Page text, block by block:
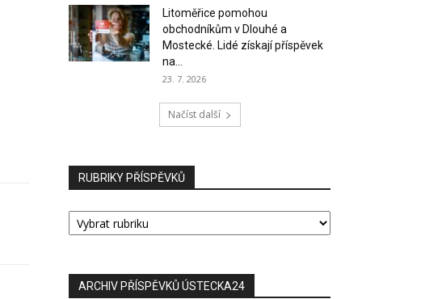
Litoměřice pomohou
obchodníkům v Dlouhé a
Mostecké. Lidé získají příspěvek
na...
23. 7. 2026
Načíst další
RUBRIKY PŘÍSPĚVKŮ
RUBRIKY
PŘÍSPĚVKŮ
ARCHIV PŘÍSPĚVKŮ ÚSTECKA24